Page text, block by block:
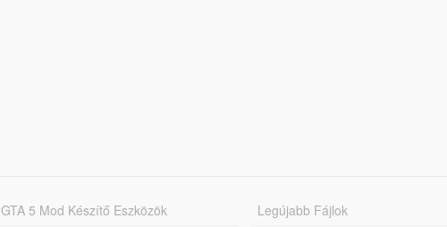
GTA 5 Mod Készítő Eszközök
Legújabb Fájlok